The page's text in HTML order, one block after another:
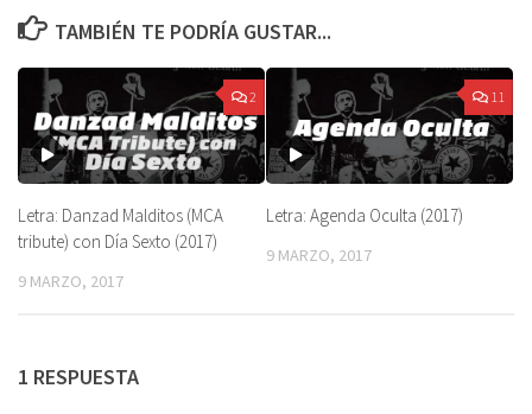
TAMBIÉN TE PODRÍA GUSTAR...
2
Letra: Danzad Malditos (MCA
tribute) con Día Sexto (2017)
9 MARZO, 2017
11
Letra: Agenda Oculta (2017)
9 MARZO, 2017
1 RESPUESTA